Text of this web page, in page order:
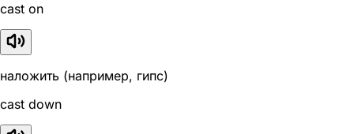
cast on
наложить (например, гипс)
cast down